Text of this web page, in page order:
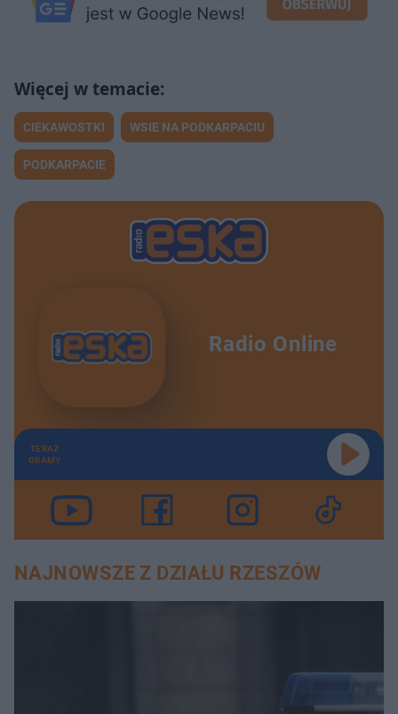
CIEKAWOSTKI WSIE NA PODKARPACIU
PODKARPACIE
Radio Online
TERAZ
GRAMY
NAJNOWSZE Z DZIAŁU RZESZÓW